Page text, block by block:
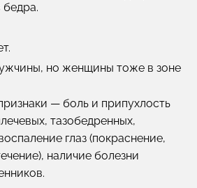
бедра.
но женщины тоже в зоне
— боль и припухлость
тазобедренных,
глаз (покраснение,
наличие болезни